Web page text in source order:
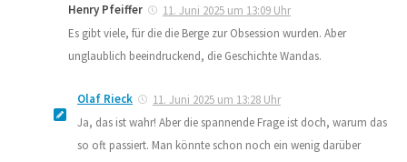
Henry Pfeiffer
11. Juni 2025 um 13:09 Uhr
Es gibt viele, für die die Berge zur Obsession wurden. Aber
unglaublich beeindruckend, die Geschichte Wandas.
Olaf Rieck
11. Juni 2025 um 13:28 Uhr
Ja, das ist wahr! Aber die spannende Frage ist doch, warum das
so oft passiert. Man könnte schon noch ein wenig darüber